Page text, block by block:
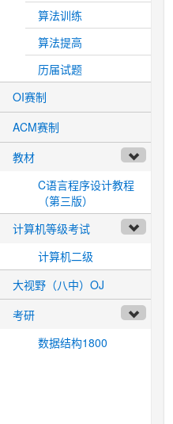
算法训练
算法提高
历届试题
OI赛制
ACM赛制
教材
C语言程序设计教程
（第三版）
计算机等级考试
计算机二级
大视野（八中）OJ
考研
数据结构1800